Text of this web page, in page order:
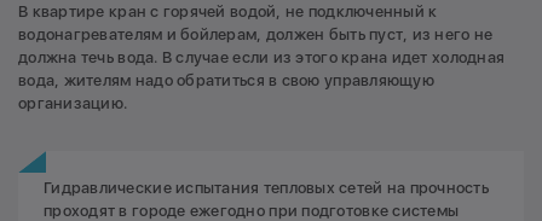
В квартире кран с горячей водой, не подключенный к
водонагревателям и бойлерам, должен быть пуст, из него не
должна течь вода. В случае если из этого крана идет холодная
вода, жителям надо обратиться в свою управляющую
организацию.
Гидравлические испытания тепловых сетей на прочность
проходят в городе ежегодно при подготовке системы